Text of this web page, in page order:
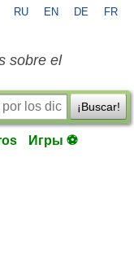
RU EN DE FR
sobre el
¡Buscar!
Игры ⚽